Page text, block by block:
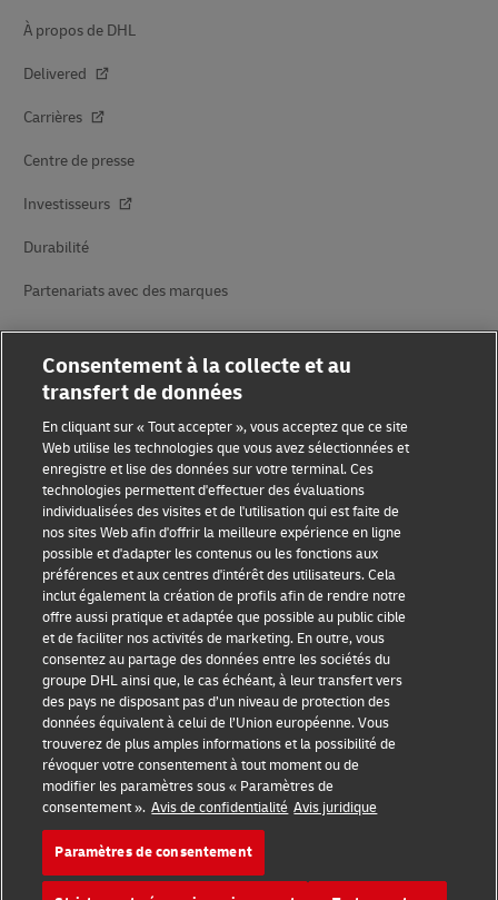
À propos de DHL
Delivered
Carrières
Centre de presse
Investisseurs
Durabilité
Partenariats avec des marques
Sensibilisation à la fraude
Mention légale
Conditions d’utilisation
Avis de confidentialité
Informations complémentaires
Paramètres des cookies
Suivez-nous
2026 © - all rights reserved
Consentement à la collecte et au
transfert de données
En cliquant sur « Tout accepter », vous acceptez que ce site
Web utilise les technologies que vous avez sélectionnées et
enregistre et lise des données sur votre terminal. Ces
technologies permettent d'effectuer des évaluations
individualisées des visites et de l'utilisation qui est faite de
nos sites Web afin d'offrir la meilleure expérience en ligne
possible et d'adapter les contenus ou les fonctions aux
préférences et aux centres d'intérêt des utilisateurs. Cela
inclut également la création de profils afin de rendre notre
offre aussi pratique et adaptée que possible au public cible
et de faciliter nos activités de marketing. En outre, vous
consentez au partage des données entre les sociétés du
groupe DHL ainsi que, le cas échéant, à leur transfert vers
des pays ne disposant pas d’un niveau de protection des
données équivalent à celui de l’Union européenne. Vous
trouverez de plus amples informations et la possibilité de
révoquer votre consentement à tout moment ou de
modifier les paramètres sous « Paramètres de
consentement ». Avis de confidentialité Avis juridique
Paramètres de consentement